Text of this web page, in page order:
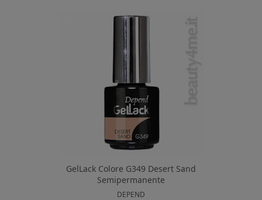
GelLack Colore G349 Desert Sand
Semipermanente
DEPEND